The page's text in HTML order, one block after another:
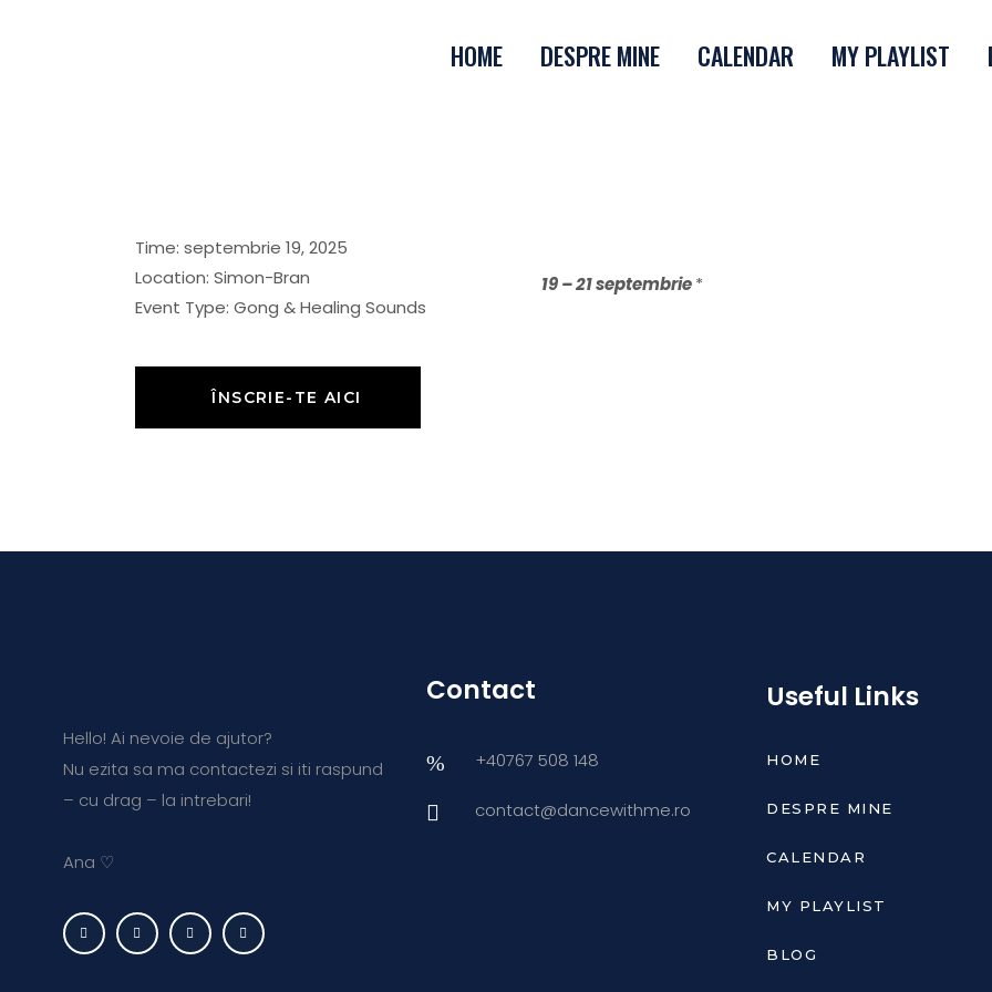
HOME DESPRE MINE CALENDAR MY PLAYLIST
Time: septembrie 19, 2025
Location: Simon-Bran
Event Type: Gong & Healing Sounds
19 – 21 septembrie *
Hello! Ai nevoie de ajutor?
Nu ezita sa ma contactezi si iti raspund
– cu drag – la intrebari!
Ana ♡
Contact
+40767 508 148
contact@dancewithme.ro
Useful Links
HOME
DESPRE MINE
CALENDAR
MY PLAYLIST
BLOG